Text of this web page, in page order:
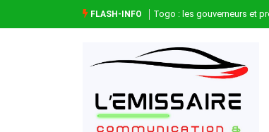
FLASH-INFO Togo : les gouverneurs et